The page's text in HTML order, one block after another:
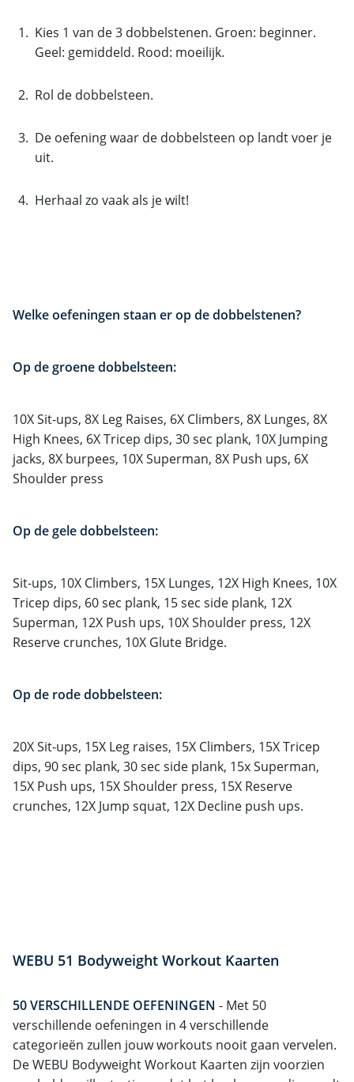
Kies 1 van de 3 dobbelstenen. Groen: beginner.
Geel: gemiddeld. Rood: moeilijk.
Rol de dobbelsteen.
De oefening waar de dobbelsteen op landt voer je
uit.
Herhaal zo vaak als je wilt!
Welke oefeningen staan er op de dobbelstenen?
Op de groene dobbelsteen:
10X Sit-ups, 8X Leg Raises, 6X Climbers, 8X Lunges, 8X
High Knees, 6X Tricep dips, 30 sec plank, 10X Jumping
jacks, 8X burpees, 10X Superman, 8X Push ups, 6X
Shoulder press
Op de gele dobbelsteen:
Sit-ups, 10X Climbers, 15X Lunges, 12X High Knees, 10X
Tricep dips, 60 sec plank, 15 sec side plank, 12X
Superman, 12X Push ups, 10X Shoulder press, 12X
Reserve crunches, 10X Glute Bridge.
Op de rode dobbelsteen:
20X Sit-ups, 15X Leg raises, 15X Climbers, 15X Tricep
dips, 90 sec plank, 30 sec side plank, 15x Superman,
15X Push ups, 15X Shoulder press, 15X Reserve
crunches, 12X Jump squat, 12X Decline push ups.
WEBU 51 Bodyweight Workout Kaarten
50 VERSCHILLENDE OEFENINGEN - Met 50
verschillende oefeningen in 4 verschillende
categorieën zullen jouw workouts nooit gaan vervelen.
De WEBU Bodyweight Workout Kaarten zijn voorzien